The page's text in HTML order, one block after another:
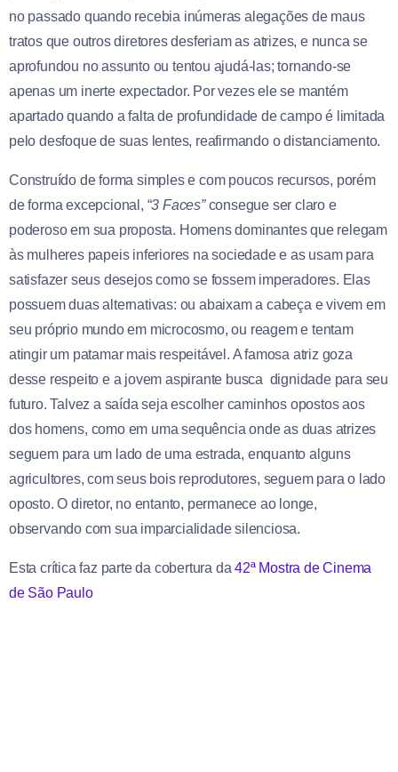
no passado quando recebia inúmeras alegações de maus
tratos que outros diretores desferiam as atrizes, e nunca se
aprofundou no assunto ou tentou ajudá-las; tornando-se
apenas um inerte expectador. Por vezes ele se mantém
apartado quando a falta de profundidade de campo é limitada
pelo desfoque de suas lentes, reafirmando o distanciamento.
Construído de forma simples e com poucos recursos, porém
de forma excepcional, “3 Faces”consegue ser claro e
poderoso em sua proposta. Homens dominantes que relegam
às mulheres papeis inferiores na sociedade e as usam para
satisfazer seus desejos como se fossem imperadores. Elas
possuem duas alternativas: ou abaixam a cabeça e vivem em
seu próprio mundo em microcosmo, ou reagem e tentam
atingir um patamar mais respeitável. A famosa atriz goza
desse respeito e a jovem aspirante busca dignidade para seu
futuro. Talvez a saída seja escolher caminhos opostos aos
dos homens, como em uma sequência onde as duas atrizes
seguem para um lado de uma estrada, enquanto alguns
agricultores, com seus bois reprodutores, seguem para o lado
oposto. O diretor, no entanto, permanece ao longe,
observando com sua imparcialidade silenciosa.
Esta crítica faz parte da cobertura da42ª Mostra de Cinema
de São Paulo